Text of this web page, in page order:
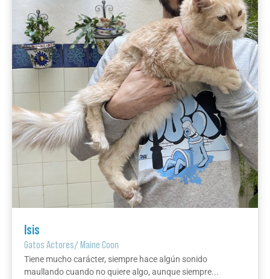
Isis
Gatos Actores/Maine Coon
Tiene mucho carácter, siempre hace algún sonido
maullando cuando no quiere algo, aunque siempre...